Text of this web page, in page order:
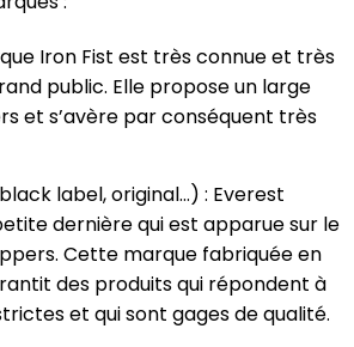
Iron Fist est très connue et très
public. Elle propose un large
et s’avère par conséquent très
label, original…) : Everest
dernière qui est apparue sur le
​Cette marque fabriquée en
des produits qui répondent à
et qui sont gages de qualité.